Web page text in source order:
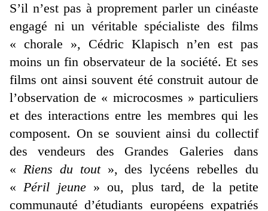
S’il n’est pas à proprement parler un cinéaste
engagé ni un véritable spécialiste des films
« chorale », Cédric Klapisch n’en est pas
moins un fin observateur de la société. Et ses
films ont ainsi souvent été construit autour de
l’observation de « microcosmes » particuliers
et des interactions entre les membres qui les
composent. On se souvient ainsi du collectif
des vendeurs des Grandes Galeries dans
« Riens du tout», des lycéens rebelles du
«Péril jeune» ou, plus tard, de la petite
communauté d’étudiants européens expatriés